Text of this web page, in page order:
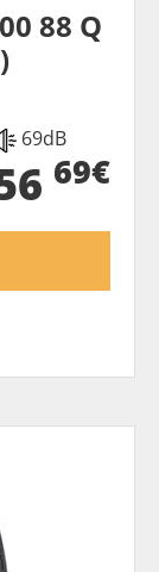
88 Q
69dB
69€